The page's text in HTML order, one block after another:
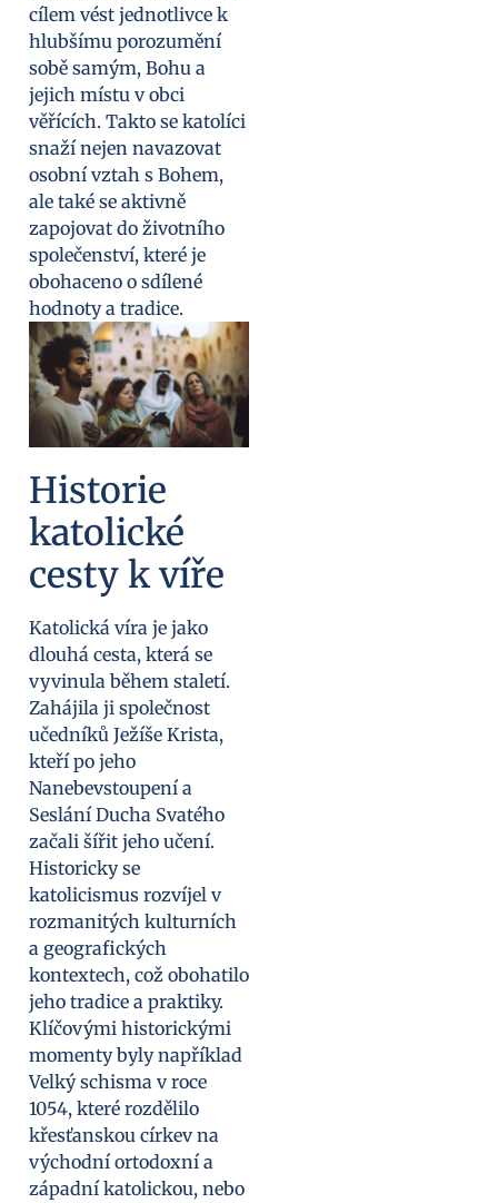
cílem vést jednotlivce k
hlubšímu porozumění
sobě samým, Bohu a
jejich místu v obci
věřících. Takto se katolíci
snaží nejen navazovat
osobní vztah s Bohem,
ale také se aktivně
zapojovat do životního
společenství, které je
obohaceno o sdílené
hodnoty a tradice.
Historie
katolické
cesty k víře
Katolická víra je jako
dlouhá cesta, která se
vyvinula během staletí.
Zahájila ji společnost
učedníků Ježíše Krista,
kteří po jeho
Nanebevstoupení a
Seslání Ducha Svatého
začali šířit jeho učení.
Historicky se
katolicismus rozvíjel v
rozmanitých kulturních
a geografických
kontextech, což obohatilo
jeho tradice a praktiky.
Klíčovými historickými
momenty byly například
Velký schisma v roce
1054, které rozdělilo
křesťanskou církev na
východní ortodoxní a
západní katolickou, nebo